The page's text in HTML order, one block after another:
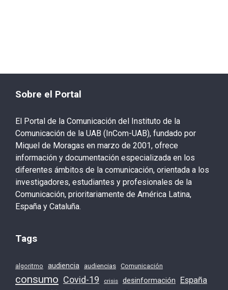
Sobre el Portal
El Portal de la Comunicación del Instituto de la
Comunicación de la UAB (InCom-UAB), fundado por
Miquel de Moragas en marzo de 2001, ofrece
información y documentación especializada en los
diferentes ámbitos de la comunicación, orientada a los
investigadores, estudiantes y profesionales de la
Comunicación, prioritariamente de América Latina,
España y Cataluña.
Tags
algoritmo audiencia audiencias Comunicación
consumo Covid-19 crisis desinformación España